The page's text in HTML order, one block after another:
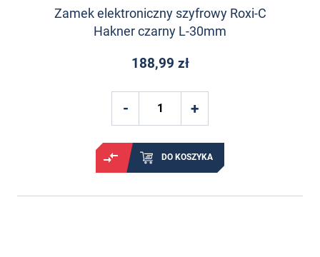
Zamek elektroniczny szyfrowy Roxi-C
Hakner czarny L-30mm
188,99 zł
DO KOSZYKA